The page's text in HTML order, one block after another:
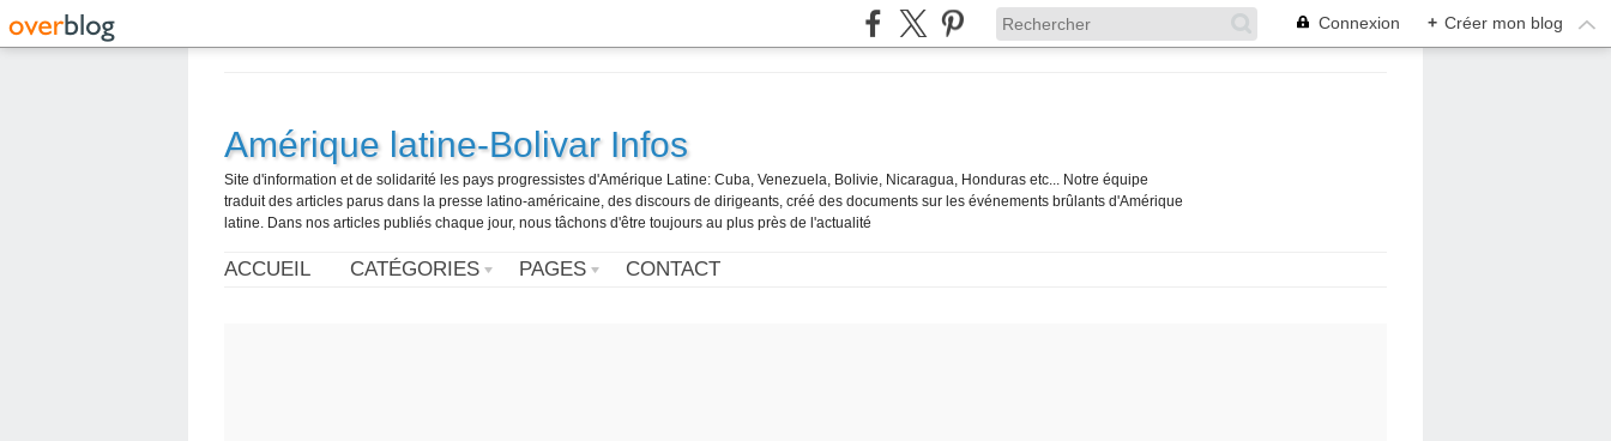
Connexion + Créer mon blog
Amérique latine-Bolivar Infos
Site d'information et de solidarité les pays progressistes d'Amérique Latine: Cuba, Venezuela, Bolivie, Nicaragua, Honduras etc... Notre équipe
traduit des articles parus dans la presse latino-américaine, des discours de dirigeants, créé des documents sur les événements brûlants d'Amérique
latine. Dans nos articles publiés chaque jour, nous tâchons d'être toujours au plus près de l'actualité
ACCUEIL CATÉGORIES PAGES CONTACT